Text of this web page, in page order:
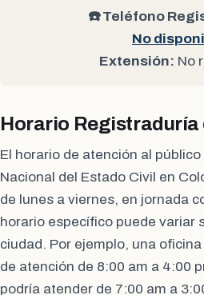
☎️ Teléfono
No
Extensión: No
Horario Registraduría
El horario de atención al
Nacional del Estado Civil en
de lunes a viernes, en jornada
horario específico puede variar
ciudad. Por ejemplo, una
de atención de 8:00 am a 4:00
podría atender de 7:00 am a